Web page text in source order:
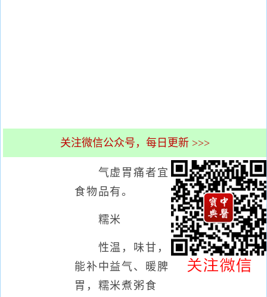
关注微信公众号，每日更新 >>>
气虚胃痛者宜
食物品有。
糯米
性温，味甘，
能补中益气、暖脾
胃，糯米煮粥食